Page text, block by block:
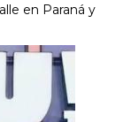
en Paraná y